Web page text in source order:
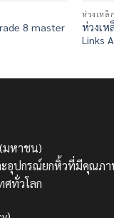
8 master
ห่วงเหล็
ห่วงเห
Links
มหาชน)
ะอุปกรณ์ยกหิ้วที่มีคุณภ
ศทั่วโลก